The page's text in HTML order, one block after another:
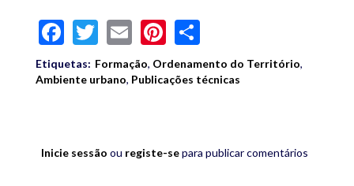
Facebook
Twitter
EmailPinterest
Etiquetas: Formação, Ordenamento do Território,
Ambiente urbano, Publicações técnicas
Inicie sessão ou registe-separa publicar comentários